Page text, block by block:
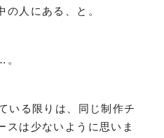
の人にある、と。
いる限りは、同じ制作チ
スは少ないように思いま